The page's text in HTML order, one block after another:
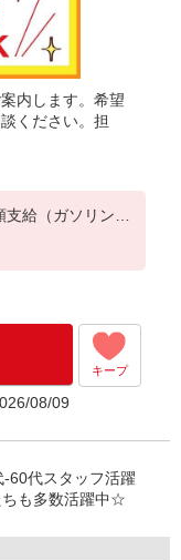
内します。希望
ください。担
給（ガソリン代
キープ
08/09
60代スタッフ活躍
ちも多数活躍中☆